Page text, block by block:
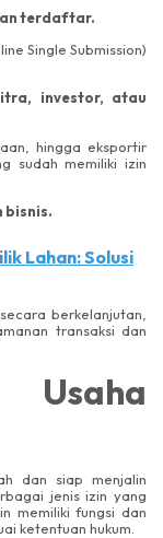
terdaftar.
Single Submission)
investor, atau
hingga eksportir
sudah memiliki izin
bisnis.
Lahan: Solusi
berkelanjutan,
transaksi dan
Usaha
dan siap menjalin
jenis izin yang
memiliki fungsi dan
ketentuan hukum.